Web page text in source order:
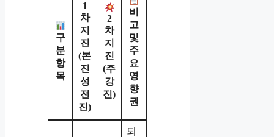
구
분
항
목
1
차
지
진
(본
진
성
전
진)
2
차
지
진
(주
강
진)
비
고
및
주
요
영
향
권
퇴